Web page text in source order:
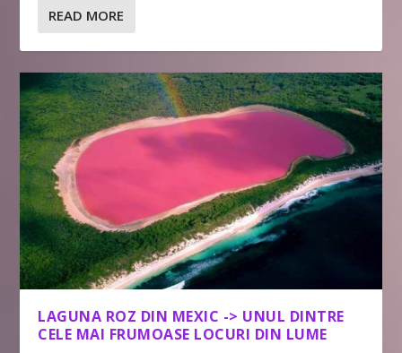
READ MORE
LAGUNA ROZ DIN MEXIC -> UNUL DINTRE
CELE MAI FRUMOASE LOCURI DIN LUME